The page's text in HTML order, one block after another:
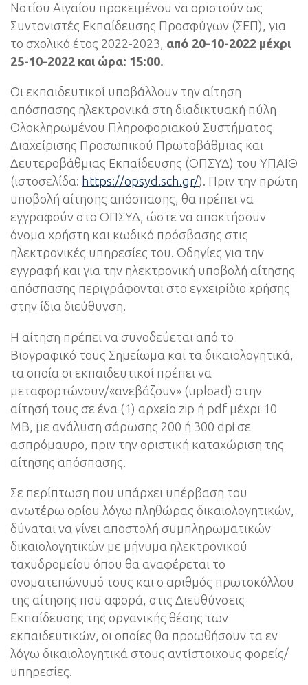
Νοτίου Αιγαίου προκειμένου να οριστούν ως
Συντονιστές Εκπαίδευσης Προσφύγων (ΣΕΠ), για
το σχολικό έτος 2022-2023, από 20-10-2022 μέχρι
25-10-2022 και ώρα: 15:00.
Οι εκπαιδευτικοί υποβάλλουν την αίτηση
απόσπασης ηλεκτρονικά στη διαδικτυακή πύλη
Ολοκληρωμένου Πληροφοριακού Συστήματος
Διαχείρισης Προσωπικού Πρωτοβάθμιας και
Δευτεροβάθμιας Εκπαίδευσης (ΟΠΣΥΔ) του ΥΠΑΙΘ
(ιστοσελίδα: https://opsyd.sch.gr/). Πριν την πρώτη
υποβολή αίτησης απόσπασης, θα πρέπει να
εγγραφούν στο ΟΠΣΥΔ, ώστε να αποκτήσουν
όνομα χρήστη και κωδικό πρόσβασης στις
ηλεκτρονικές υπηρεσίες του. Οδηγίες για την
εγγραφή και για την ηλεκτρονική υποβολή αίτησης
απόσπασης περιγράφονται στο εγχειρίδιο χρήσης
στην ίδια διεύθυνση.
Η αίτηση πρέπει να συνοδεύεται από το
Βιογραφικό τους Σημείωμα και τα δικαιολογητικά,
τα οποία οι εκπαιδευτικοί πρέπει να
μεταφορτώνουν/«ανεβάζουν» (upload) στην
αίτησή τους σε ένα (1) αρχείο zip ή pdf μέχρι 10
ΜΒ, με ανάλυση σάρωσης 200 ή 300 dpi σε
ασπρόμαυρο, πριν την οριστική καταχώριση της
αίτησης απόσπασης.
Σε περίπτωση που υπάρχει υπέρβαση του
ανωτέρω ορίου λόγω πληθώρας δικαιολογητικών,
δύναται να γίνει αποστολή συμπληρωματικών
δικαιολογητικών με μήνυμα ηλεκτρονικού
ταχυδρομείου όπου θα αναφέρεται το
ονοματεπώνυμό τους και ο αριθμός πρωτοκόλλου
της αίτησης που αφορά, στις Διευθύνσεις
Εκπαίδευσης της οργανικής θέσης των
εκπαιδευτικών, οι οποίες θα προωθήσουν τα εν
λόγω δικαιολογητικά στους αντίστοιχους φορείς/
υπηρεσίες.